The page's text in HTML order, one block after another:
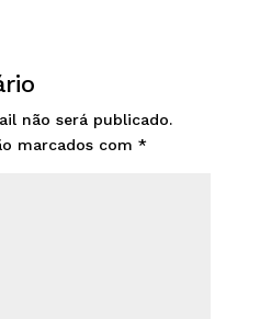
não será publicado.
marcados com *